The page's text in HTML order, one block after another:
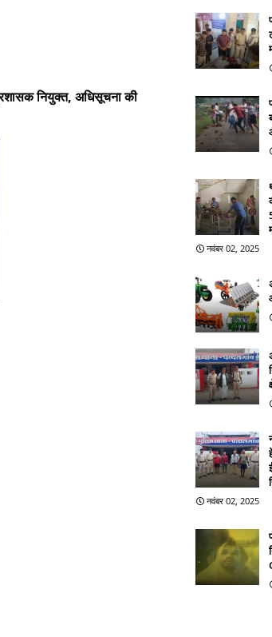
नियुक्त, अधिसूचना की
नवंबर 02, 2025
नवंबर 02, 2025